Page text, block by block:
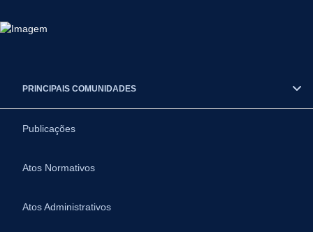
PRINCIPAIS COMUNIDADES
Publicações
Atos Normativos
Atos Administrativos